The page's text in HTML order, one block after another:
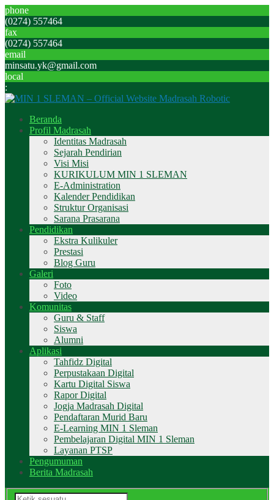
phone
(0274) 557464
fax
(0274) 557464
email
minsatu.yk@gmail.com
local
:
Beranda
Profil Madrasah
Identitas Madrasah
Sejarah Pendirian
Visi Misi
KURIKULUM MIN 1 SLEMAN
E-Administration
Kalender Pendidikan
Struktur Organisasi
Sarana Prasarana
Pendidikan
Ekstra Kulikuler
Prestasi
Blog Guru
Galeri
Foto
Video
Komunitas
Guru & Staff
Siswa
Alumni
Aplikasi
Tahfidz Digital
Perpustakaan Digital
Kartu Digital Siswa
Rapor Digital
Jogja Madrasah Digital
Pendaftaran Murid Baru
E-Learning MIN 1 Sleman
Pembelajaran Digital MIN 1 Sleman
Layanan PTSP
Pengumuman
Berita Madrasah